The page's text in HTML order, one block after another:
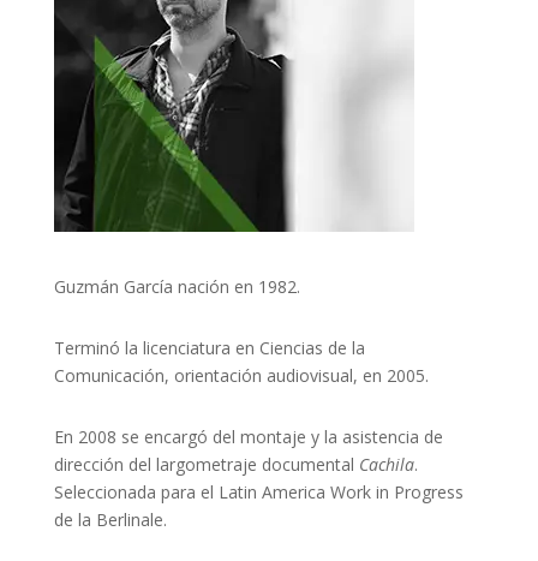
Guzmán García nación en 1982.
Terminó la licenciatura en Ciencias de la
Comunicación, orientación audiovisual, en 2005.
En 2008 se encargó del montaje y la asistencia de
dirección del largometraje documental Cachila.
Seleccionada para el Latin America Work in Progress
de la Berlinale.